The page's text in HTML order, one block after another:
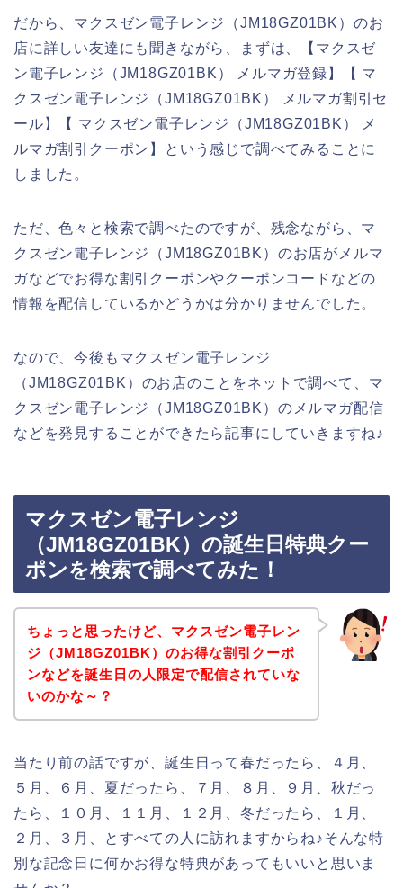
だから、マクスゼン電子レンジ（JM18GZ01BK）のお
店に詳しい友達にも聞きながら、まずは、【マクスゼ
ン電子レンジ（JM18GZ01BK） メルマガ登録】【 マ
クスゼン電子レンジ（JM18GZ01BK） メルマガ割引セ
ール】【 マクスゼン電子レンジ（JM18GZ01BK） メ
ルマガ割引クーポン】という感じで調べてみることに
しました。
ただ、色々と検索で調べたのですが、残念ながら、マ
クスゼン電子レンジ（JM18GZ01BK）のお店がメルマ
ガなどでお得な割引クーポンやクーポンコードなどの
情報を配信しているかどうかは分かりませんでした。
なので、今後もマクスゼン電子レンジ
（JM18GZ01BK）のお店のことをネットで調べて、マ
クスゼン電子レンジ（JM18GZ01BK）のメルマガ配信
などを発見することができたら記事にしていきますね♪
マクスゼン電子レンジ
（JM18GZ01BK）の誕生日特典クー
ポンを検索で調べてみた！
ちょっと思ったけど、マクスゼン電子レン
ジ（JM18GZ01BK）のお得な割引クーポ
ンなどを誕生日の人限定で配信されていな
いのかな～？
当たり前の話ですが、誕生日って春だったら、４月、
５月、６月、夏だったら、７月、８月、９月、秋だっ
たら、１０月、１１月、１２月、冬だったら、１月、
２月、３月、とすべての人に訪れますからね♪そんな特
別な記念日に何かお得な特典があってもいいと思いま